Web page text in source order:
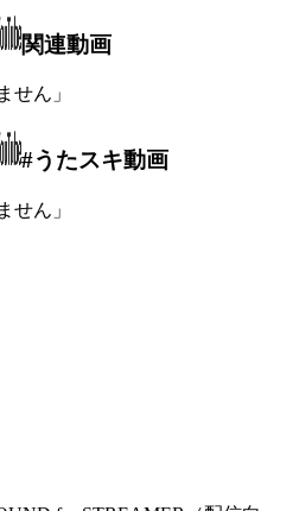
関連動画
せん」
#うたスキ動画
せん」